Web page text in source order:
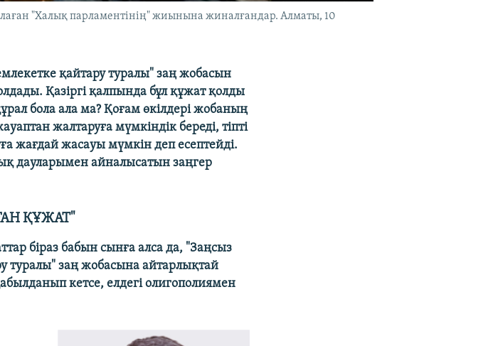
"Халық парламентінің" жиынына жиналғандар. Алматы, 10
қайтару туралы" заң жобасын
Қазіргі қалпында бұл құжат қолды
бола ала ма? Қоғам өкілдері жобаның
жалтаруға мүмкіндік береді, тіпті
жағдай жасауы мүмкін деп есептейді.
дауларымен айналысатын заңгер
ҚҰЖАТ"
біраз бабын сынға алса да, "Заңсыз
туралы" заң жобасына айтарлықтай
кетсе, елдегі олигополиямен